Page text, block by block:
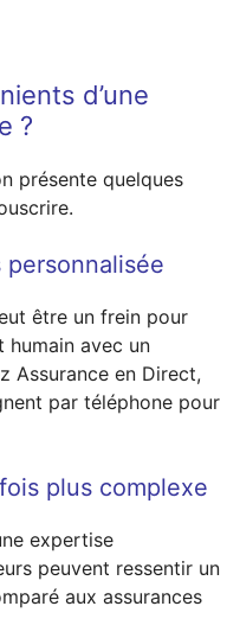
d’une
?
présente quelques
être un frein pour
avec un
Assurance en Direct,
par téléphone pour
plus complexe
expertise
peuvent ressentir un
aux assurances